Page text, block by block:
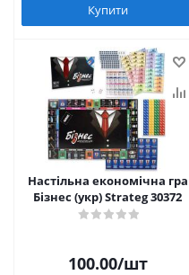
Купити
Настільна економічна гра
Бізнес (укр) Strateg 30372
100.00/шт